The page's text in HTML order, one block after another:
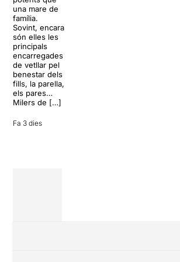
una mare de
família.
Sovint, encara
són elles les
principals
encarregades
de vetllar pel
benestar dels
fills, la parella,
els pares…
Milers de […]
Fa 3 dies